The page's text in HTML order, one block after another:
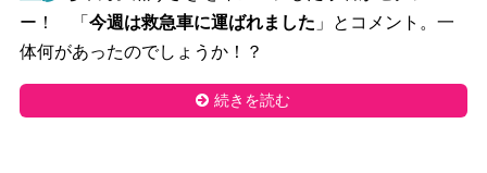
ー！ 「今週は救急車に運ばれました 」とコメント。一
体何があったのでしょうか！？
続きを読む